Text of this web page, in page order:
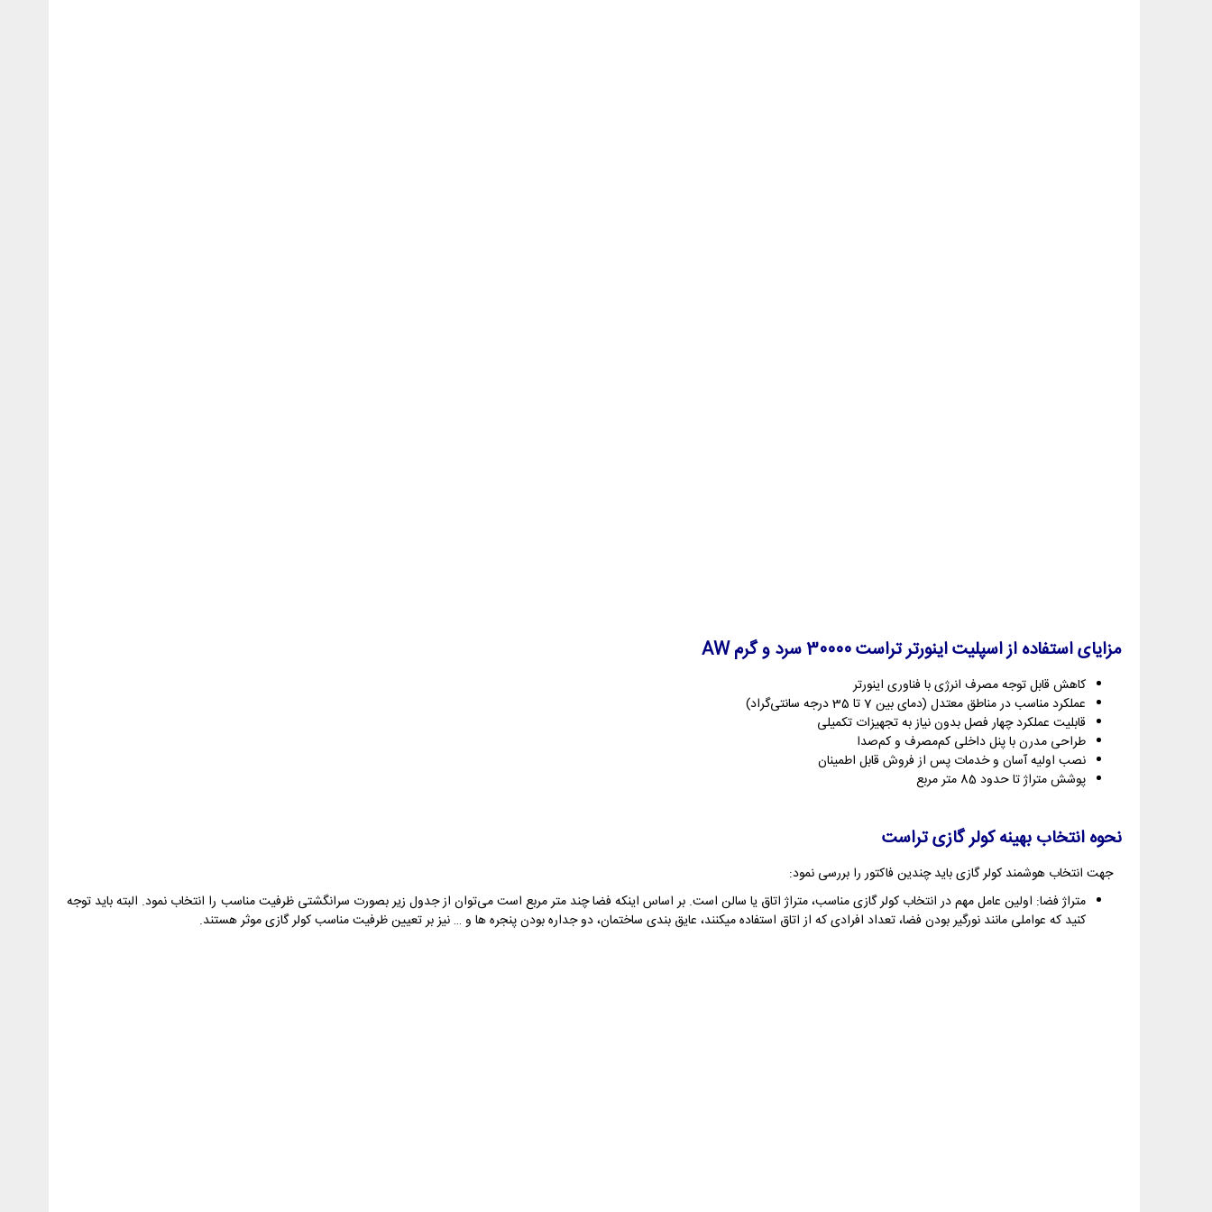
مزایای استفاده از اسپلیت اینورتر تراست 30000 سرد و گرم AW
کاهش قابل توجه مصرف انرژی با فناوری اینورتر
عملکرد مناسب در مناطق معتدل (دمای بین 7 تا 35 درجه سانتی‌گراد)
قابلیت عملکرد چهار فصل بدون نیاز به تجهیزات تکمیلی
طراحی مدرن با پنل داخلی کم‌مصرف و کم‌صدا
نصب اولیه آسان و خدمات پس از فروش قابل اطمینان
پوشش متراژ تا حدود 85 متر مربع
نحوه انتخاب بهینه کولر گازی تراست
جهت انتخاب هوشمند کولر گازی باید چندین فاکتور را بررسی نمود:
متراژ فضا: اولین عامل مهم در انتخاب کولر گازی مناسب، متراژ اتاق یا سالن است. بر اساس اینکه فضا چند متر مربع است می‌توان از جدول زیر بصورت سرانگشتی ظرفیت مناسب را انتخاب نمود. البته باید توجه
کنید که عواملی مانند نورگیر بودن فضا، تعداد افرادی که از اتاق استفاده میکنند، عایق بندی ساختمان، دو جداره بودن پنجره ها و … نیز بر تعیین ظرفیت مناسب کولر گازی موثر هستند.